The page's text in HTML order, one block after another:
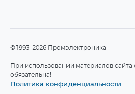
©1993–2026 Промэлектроника
При использовании материалов сайта
обязательна!
Политика конфиденциальности